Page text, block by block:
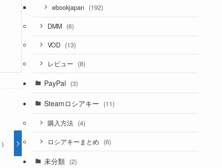
ebookjapan (192)
DMM (6)
VOD (13)
レビュー (8)
PayPal (3)
Steamロシアキー (11)
購入方法 (4)
ロシアキーまとめ (6)
未分類 (2)